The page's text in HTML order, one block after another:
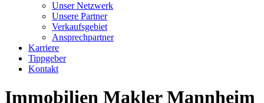
Unser Netzwerk
Unsere Partner
Verkaufsgebiet
Ansprechpartner
Karriere
Tippgeber
Kontakt
Immobilien Makler Mannheim